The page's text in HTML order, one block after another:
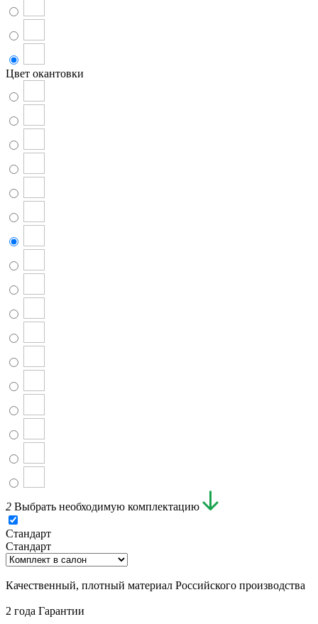
Цвет окантовки
2 Выбрать необходимую комплектацию
Стандарт
Стандарт
Качественный, плотный материал Российского производства
2 года Гарантии